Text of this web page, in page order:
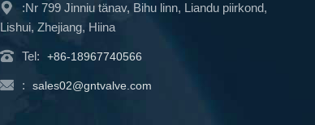
:Nr 799 Jinniu tänav, Bihu linn, Liandu piirkond,
Lishui, Zhejiang, Hiina
Tel: +86-18967740566
: sales02@gntvalve.com